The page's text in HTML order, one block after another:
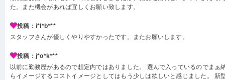
た。また機会があれば宜しくお願い致します。
投稿：i*l*b***
スタッフさんが優しくやりやすかったです。またお願いします。
投稿：j*o*k***
以前に勤務歴があるので想定内ではありました。 選んで入っているのでまぁ
らイメージするコストイメージとしてはもう少しは欲しいと感じました。 新